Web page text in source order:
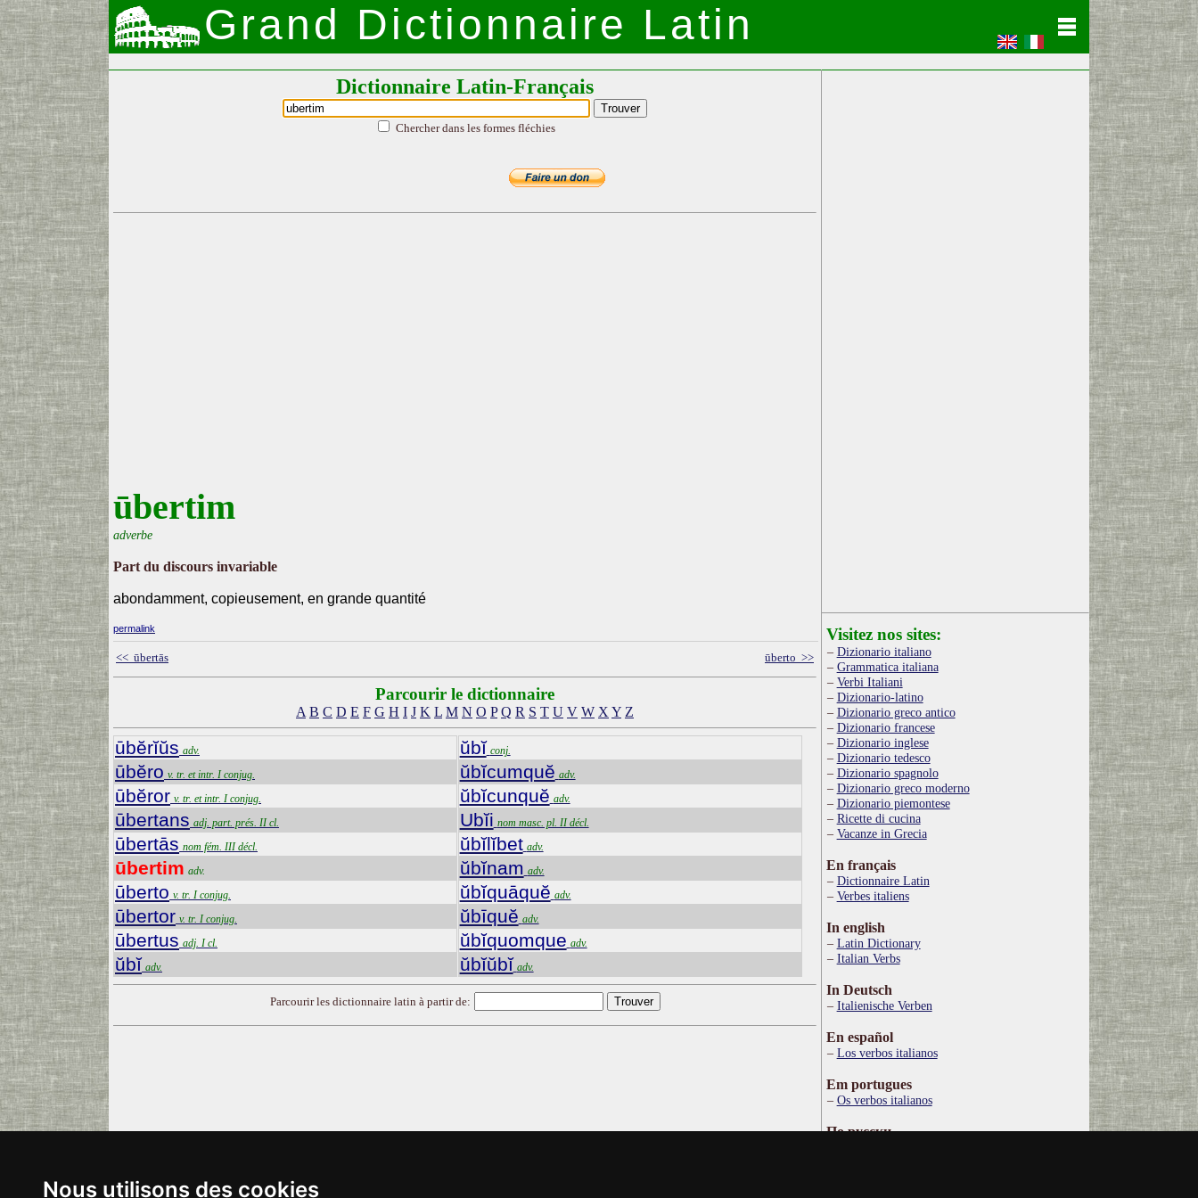
Nous utilisons des cookies
Grand Dictionnaire Latin
Dictionnaire Latin-Français
Chercher dans les formes fléchies
ūbertim
adverbe
Part du discours invariable
abondamment, copieusement, en grande quantité
permalink
<< ūbertās ūberto >>
Parcourir le dictionnaire
A B C D E F G H I J K L M N O P Q R S T U V W X Y Z
ūbĕrĭŭs adv.
ūbĕro v. tr. et intr. I conjug.
ūbĕror v. tr. et intr. I conjug.
ūbertans adj. part. prés. II cl.
ūbertās nom fém. III décl.
ūbertim adv.
ūberto v. tr. I conjug.
ūbertor v. tr. I conjug.
ūbertus adj. I cl.
ŭbĭ adv.
ŭbĭ conj.
ŭbĭcumquĕ adv.
ŭbĭcunquĕ adv.
Ubĭi nom masc. pl. II décl.
ŭbĭlĭbet adv.
ŭbĭnam adv.
ŭbĭquāquĕ adv.
ŭbīquĕ adv.
ŭbĭquomque adv.
ŭbĭŭbĭ adv.
Parcourir les dictionnaire latin à partir de:
Visitez nos sites:
Dizionario italiano
Grammatica italiana
Verbi Italiani
Dizionario-latino
Dizionario greco antico
Dizionario francese
Dizionario inglese
Dizionario tedesco
Dizionario spagnolo
Dizionario greco moderno
Dizionario piemontese
Ricette di cucina
Vacanze in Grecia
En français
Dictionnaire Latin
Verbes italiens
In english
Latin Dictionary
Italian Verbs
In Deutsch
Italienische Verben
En español
Los verbos italianos
Em portugues
Os verbos italianos
По русски